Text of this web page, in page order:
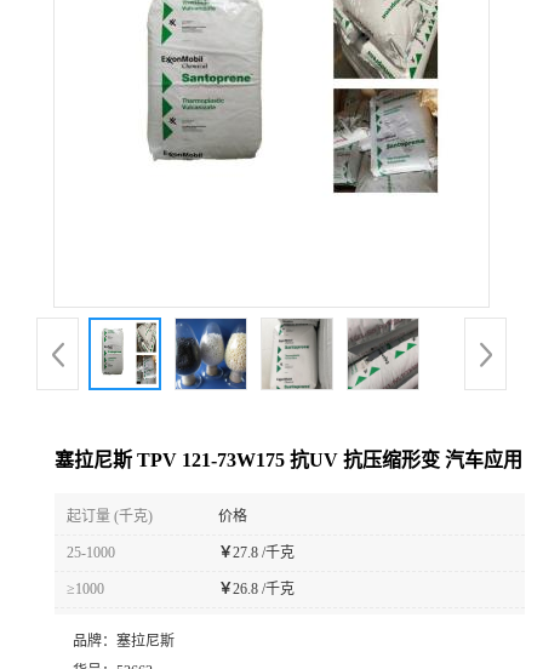
塞拉尼斯 TPV 121-73W175 抗UV 抗压缩形变 汽车应用
起订量 (千克) 价格
25-1000 ￥27.8 /千克
≥1000 ￥26.8 /千克
品牌： 塞拉尼斯